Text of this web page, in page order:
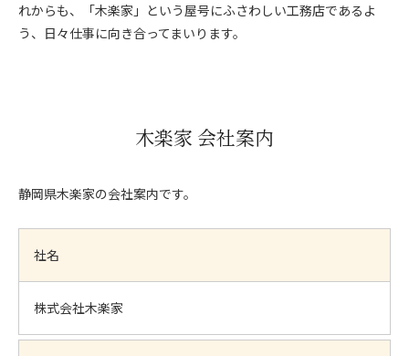
れからも、「木楽家」という屋号にふさわしい工務店であるよ
う、日々仕事に向き合ってまいります。
木楽家 会社案内
静岡県木楽家の会社案内です。
社名
株式会社木楽家